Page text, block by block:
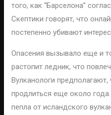
того, как “Барселона”
Скептики говорят, что
постепенно убивают
Опасения вызывало еще и
растопит ледник, что
Вулканологи
продлиться еще около
пепла от исландского